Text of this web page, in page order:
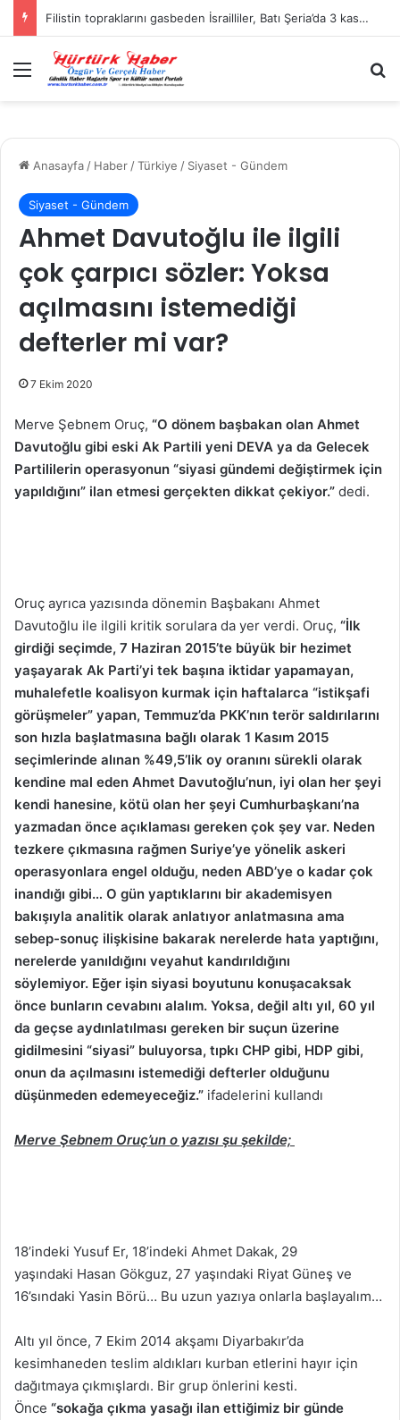
Filistin topraklarını gasbeden İsrailliler, Batı Şeria’da 3 kasabaya saldırdı
Menü
Anasayfa / Haber /Türkiye / Siyaset - Gündem
Siyaset - Gündem
Ahmet Davutoğlu ile ilgili
çok çarpıcı sözler: Yoksa
açılmasını istemediği
defterler mi var?
7 Ekim 2020
Merve Şebnem Oruç, “O dönem başbakan olan Ahmet
Davutoğlu gibi eski Ak Partili yeni DEVA ya da Gelecek
Partililerin operasyonun “siyasi gündemi değiştirmek için
yapıldığını” ilan etmesi gerçekten dikkat çekiyor.” dedi.
Oruç ayrıca yazısında dönemin Başbakanı Ahmet
Davutoğlu ile ilgili kritik sorulara da yer verdi. Oruç, “İlk
girdiği seçimde, 7 Haziran 2015’te büyük bir hezimet
yaşayarak Ak Parti’yi tek başına iktidar yapamayan,
muhalefetle koalisyon kurmak için haftalarca “istikşafi
görüşmeler” yapan, Temmuz’da PKK’nın terör saldırılarını
son hızla başlatmasına bağlı olarak 1 Kasım 2015
seçimlerinde alınan %49,5’lik oy oranını sürekli olarak
kendine mal eden Ahmet Davutoğlu’nun, iyi olan her şeyi
kendi hanesine, kötü olan her şeyi Cumhurbaşkanı’na
yazmadan önce açıklaması gereken çok şey var. Neden
tezkere çıkmasına rağmen Suriye’ye yönelik askeri
operasyonlara engel olduğu, neden ABD’ye o kadar çok
inandığı gibi… O gün yaptıklarını bir akademisyen
bakışıyla analitik olarak anlatıyor anlatmasına ama
sebep-sonuç ilişkisine bakarak nerelerde hata yaptığını,
nerelerde yanıldığını veyahut kandırıldığını
söylemiyor. Eğer işin siyasi boyutunu konuşacaksak
önce bunların cevabını alalım. Yoksa, değil altı yıl, 60 yıl
da geçse aydınlatılması gereken bir suçun üzerine
gidilmesini “siyasi” buluyorsa, tıpkı CHP gibi, HDP gibi,
onun da açılmasını istemediği defterler olduğunu
düşünmeden edemeyeceğiz.” ifadelerini kullandı
Merve Şebnem Oruç’un o yazısı şu şekilde;
18’indeki Yusuf Er, 18’indeki Ahmet Dakak, 29
yaşındaki Hasan Gökguz, 27 yaşındaki Riyat Güneş ve
16’sındaki Yasin Börü… Bu uzun yazıya onlarla başlayalım…
Altı yıl önce, 7 Ekim 2014 akşamı Diyarbakır’da
kesimhaneden teslim aldıkları kurban etlerini hayır için
dağıtmaya çıkmışlardı. Bir grup önlerini kesti.
Önce “sokağa çıkma yasağı ilan ettiğimiz bir günde